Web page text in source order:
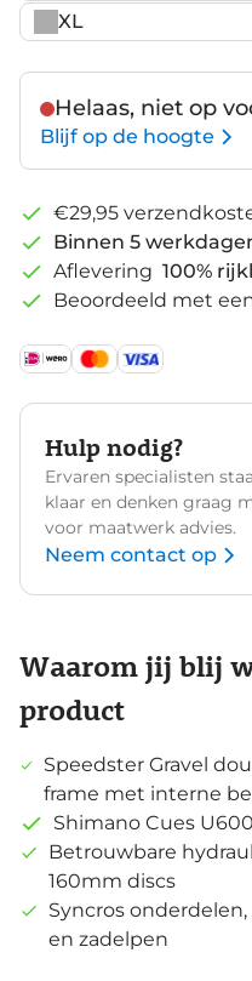
XL
Helaas, niet op
Blijf op de hoogte
€29,95
Binnen 5
Aflevering 100%
Beoordeeld met
Hulp nodig?
Ervaren specialisten
klaar en denken graag
voor maatwerk advies.
Neem contact op
Waarom jij blij
product
Speedster Gravel
frame met interne
Shimano Cues
Betrouwbare
160mm discs
Syncros
en zadelpen